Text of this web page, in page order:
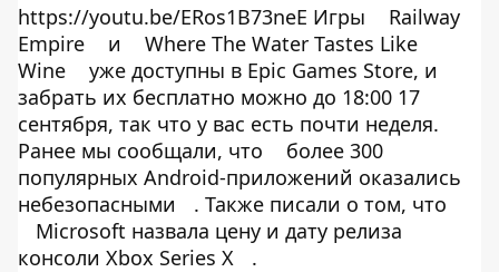
https://youtu.be/ERos1B73neE Игры
Railway
Empire
и
Where The Water Tastes Like
Wine
уже доступны в Epic Games Store, и
забрать их бесплатно можно до 18:00 17
сентября, так что у вас есть почти неделя.
Ранее мы сообщали, что
более 300
популярных Android-приложений оказались
небезопасными
. Также писали о том, что
Microsoft назвала цену и дату релиза
консоли Xbox Series X
.